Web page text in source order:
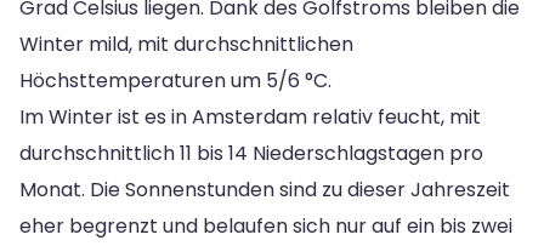
Grad Celsius liegen. Dank des Golfstroms bleiben die
Winter mild, mit durchschnittlichen
Höchsttemperaturen um 5/6 °C.
Im Winter ist es in Amsterdam relativ feucht, mit
durchschnittlich 11 bis 14 Niederschlagstagen pro
Monat. Die Sonnenstunden sind zu dieser Jahreszeit
eher begrenzt und belaufen sich nur auf ein bis zwei